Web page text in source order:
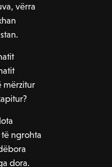
vërra
mërzitur
ngrohta
dora.